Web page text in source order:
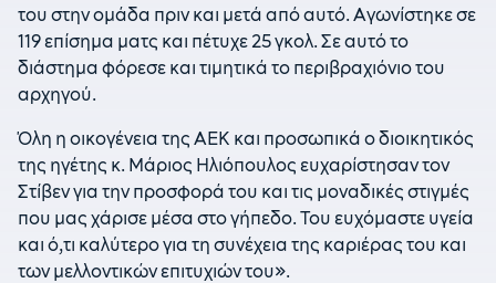
του στην ομάδα πριν και μετά από αυτό. Αγωνίστηκε σε
119 επίσημα ματς και πέτυχε 25 γκολ. Σε αυτό το
διάστημα φόρεσε και τιμητικά το περιβραχιόνιο του
αρχηγού.
Όλη η οικογένεια της ΑΕΚ και προσωπικά ο διοικητικός
της ηγέτης κ. Μάριος Ηλιόπουλος ευχαρίστησαν τον
Στίβεν για την προσφορά του και τις μοναδικές στιγμές
που μας χάρισε μέσα στο γήπεδο. Του ευχόμαστε υγεία
και ό,τι καλύτερο για τη συνέχεια της καριέρας του και
των μελλοντικών επιτυχιών του».